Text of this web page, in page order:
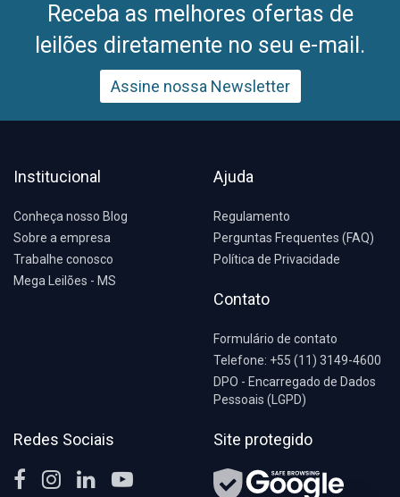
Receba as melhores ofertas de
leilões diretamente no seu e-mail.
Assine nossa Newsletter
Institucional
Conheça nosso Blog
Sobre a empresa
Trabalhe conosco
Mega Leilões - MS
Ajuda
Regulamento
Perguntas Frequentes (FAQ)
Política de Privacidade
Contato
Formulário de contato
Telefone: +55 (11) 3149-4600
DPO - Encarregado de Dados
Pessoais (LGPD)
Redes Sociais Site protegido